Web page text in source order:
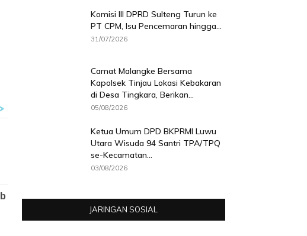
Komisi III DPRD Sulteng Turun ke
PT CPM, Isu Pencemaran hingga...
31/07/2026
Camat Malangke Bersama
Kapolsek Tinjau Lokasi Kebakaran
di Desa Tingkara, Berikan...
05/08/2026
Ketua Umum DPD BKPRMI Luwu
Utara Wisuda 94 Santri TPA/TPQ
se-Kecamatan...
03/08/2026
JARINGAN SOSIAL